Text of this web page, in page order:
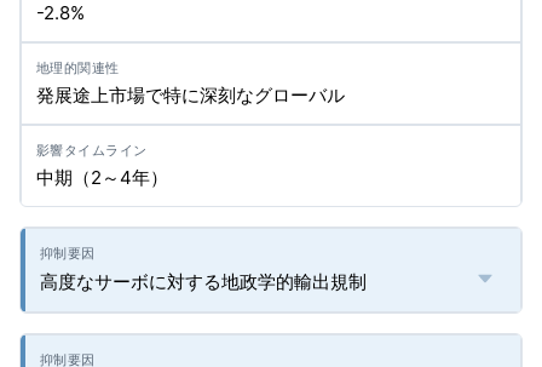
-2.8%
発展途上市場で特に深刻なグローバル
中期（2～4年）
高度なサーボに対する地政学的輸出規制